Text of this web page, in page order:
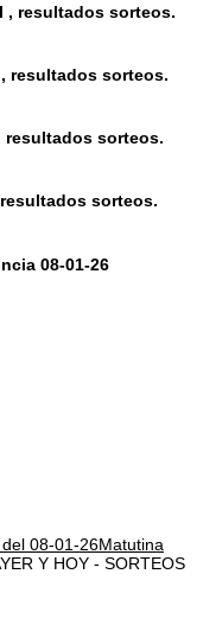
, resultados sorteos.
resultados sorteos.
resultados sorteos.
sorteos.
08-01-26
08-01-26Matutina
Y HOY - SORTEOS